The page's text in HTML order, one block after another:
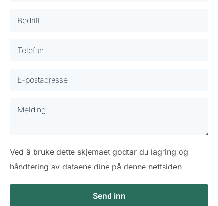
Ved å bruke dette skjemaet godtar du lagring og
håndtering av dataene dine på denne nettsiden.
Send inn